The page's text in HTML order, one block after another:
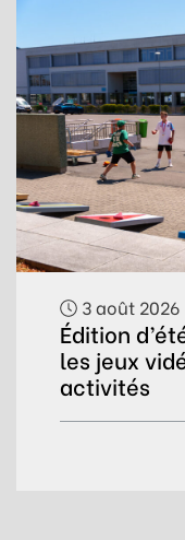
3 août 2026
Édition
les jeux
activités